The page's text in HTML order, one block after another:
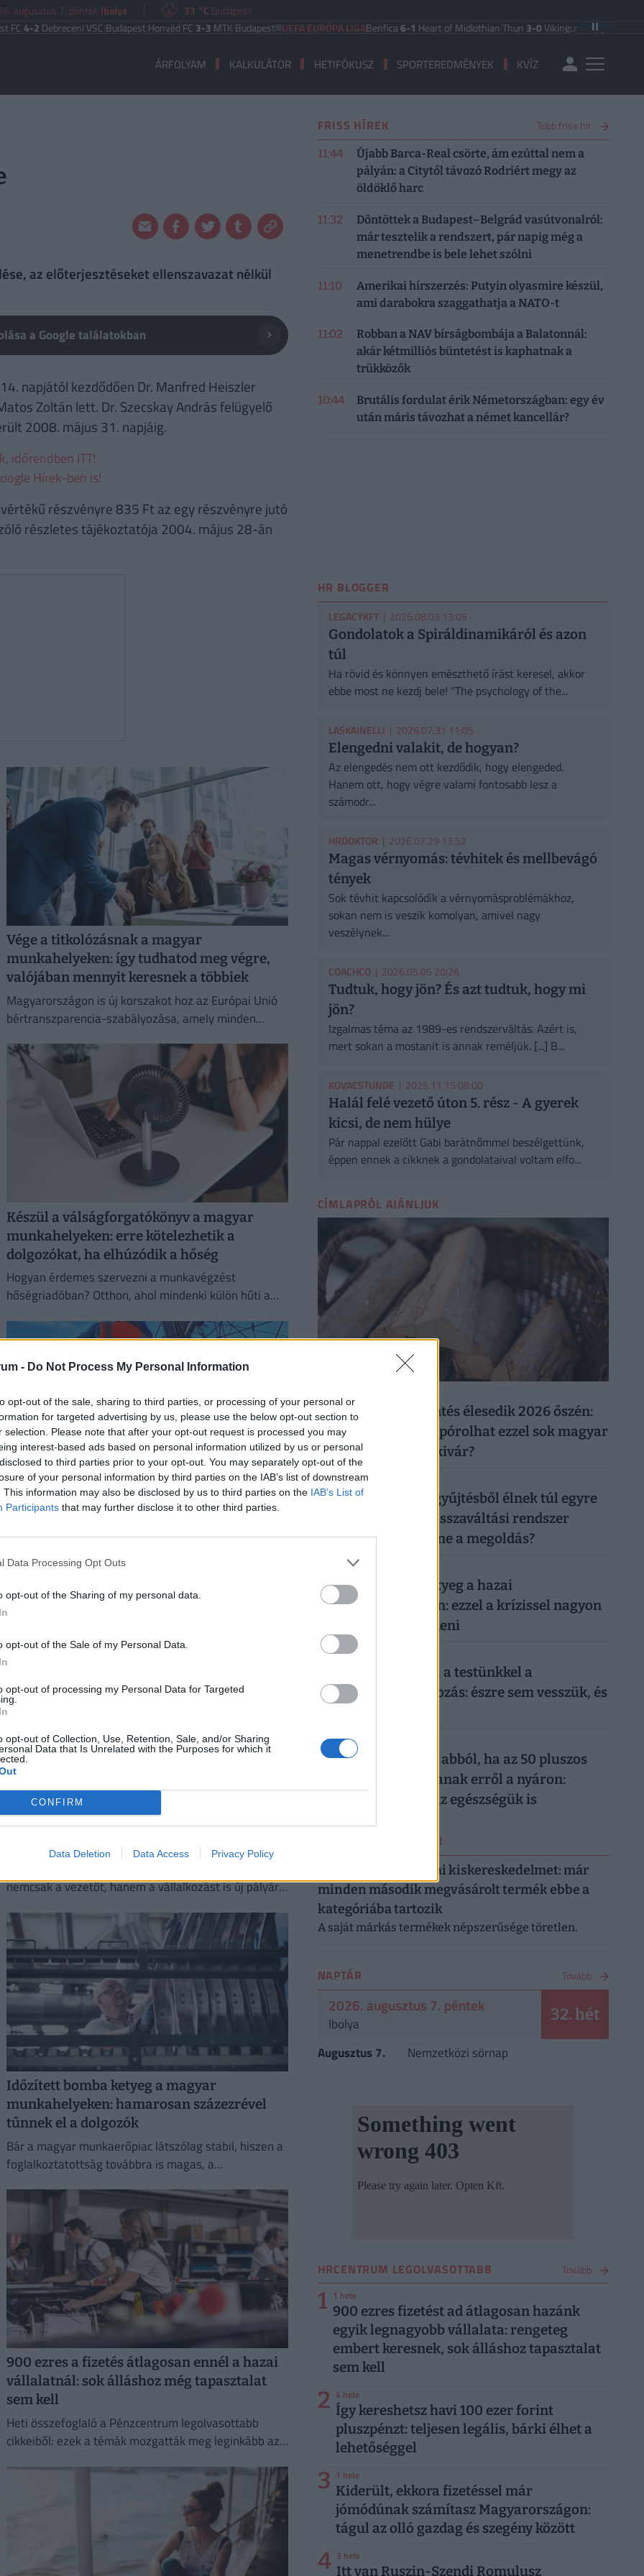
- Do Not Process My Personal Information
opt-out of the sale, sharing to third parties, or processing of your personal or
for targeted advertising by us, please use the below opt-out section to
selection. Please note that after your opt-out request is processed you may
interest-based ads based on personal information utilized by us or personal
to third parties prior to your opt-out. You may separately opt-out of the
of your personal information by third parties on the IAB’s list of downstream
This information may also be disclosed by us to third parties on the IAB’s List of
Participants that may further disclose it to other third parties.
Data Processing Opt Outs
opt-out of the Sharing of my personal data.
opt-out of the Sale of my Personal Data.
opt-out of processing my Personal Data for Targeted
opt-out of Collection, Use, Retention, Sale, and/or Sharing
Data that Is Unrelated with the Purposes for which it
CONFIRM
Data Deletion Data Access Privacy Policy
augusztus 7. péntek Ibolya 33 °C Budapest
Debreceni VSC|Budapest Honvéd FC3-3MTK Budapest UEFA EURÓPA LIGABenfica6-1Heart of Midlothian|Thun3-0Vikingur Reykjavik PAOK
ÁRFOLYAM KALKULÁTOR HETIFÓKUSZ SPORTEREDMÉNYEK KVÍZ
az előterjesztéseket ellenszavazat nélkül
a Google találatokban
napjától kezdődően Dr. Manfred Heiszler
Zoltán lett. Dr. Szecskay András felügyelő
2008. május 31. napjáig.
időrendben ITT!
Hírek-ben is!
részvényre 835 Ft az egy részvényre jutó
részletes tájékoztatója 2004. május 28-án
Vége a titkolózásnak a magyar
munkahelyeken: így tudhatod meg végre,
valójában mennyit keresnek a többiek
Magyarországon is új korszakot hoz az Európai Unió
bértranszparencia-szabályozása, amely minden
Készül a válságforgatókönyv a magyar
munkahelyeken: erre kötelezhetik a
dolgozókat, ha elhúzódik a hőség
Hogyan érdemes szervezni a munkavégzést
hőségriadóban? Otthon, ahol mindenki külön hűti a
irodaházban, ahol a hűtés központilag működik.
Asztalra vágnak a dolgozók védelmében:
azonnali cselekvésre hívnak, nem tűrik
A szakszervezet szerint a jelenlegi előírások nem
nyújtanak megfelelő védelmet a nyári hőséggel
szemben, ezért aláírásgyűjtést indítottak a dolgozók
egészségének védelmében.
Így mehetsz hónapokra is szabadságra
anélkül, hogy rámenne az állásod: új
munkahelyi fogás ütötte fel a fejét
nemcsak a vezetőt, hanem a vállalkozást is új pályára
Időzített bomba ketyeg a magyar
munkahelyeken: hamarosan százezrével
tűnnek el a dolgozók
Bár a magyar munkaerőpiac látszólag stabil, hiszen a
foglalkoztatottság továbbra is magas, a
mértékben.
900 ezres a fizetés átlagosan ennél a hazai
vállalatnál: sok álláshoz még tapasztalat
sem kell
Heti összefoglaló a Pénzcentrum legolvasottabb
cikkeiből: ezek a témák mozgatták meg leginkább az
FRISS HÍREK Több friss hír
11:44
Újabb Barca-Real csörte, ám ezúttal nem a
pályán: a Citytől távozó Rodriért megy az
öldöklő harc
11:32
Döntöttek a Budapest–Belgrád vasútvonalról:
már tesztelik a rendszert, pár napig még a
menetrendbe is bele lehet szólni
11:10
Amerikai hírszerzés: Putyin olyasmire készül,
ami darabokra szaggathatja a NATO-t
11:02
Robban a NAV bírságbombája a Balatonnál:
akár kétmilliós büntetést is kaphatnak a
trükközők
10:44
Brutális fordulat érik Németországban: egy év
után máris távozhat a német kancellár?
HR BLOGGER
LEGACYKFT| 2026.08.03 13:05
Gondolatok a Spiráldinamikáról és azon
túl
Ha rövid és könnyen emészthető írást keresel, akkor
ebbe most ne kezdj bele! "The psychology of the...
LASKAINELLI | 2026.07.31 11:05
Elengedni valakit, de hogyan?
Az elengedés nem ott kezdődik, hogy elengeded.
Hanem ott, hogy végre valami fontosabb lesz a
számodr...
HRDOKTOR | 2026.07.29 13:52
Magas vérnyomás: tévhitek és mellbevágó
tények
Sok tévhit kapcsolódik a vérnyomásproblémákhoz,
sokan nem is veszik komolyan, amivel nagy
veszélynek...
COACHCO | 2026.05.05 20:26
Tudtuk, hogy jön? És azt tudtuk, hogy mi
jön?
Izgalmas téma az 1989-es rendszerváltás. Azért is,
mert sokan a mostanit is annak reméljük. [...] B...
KOVACSTUNDE | 2025.11.15 08:00
Halál felé vezető úton 5. rész - A gyerek
kicsi, de nem hülye
Pár nappal ezelőtt Gabi barátnőmmel beszélgettünk,
éppen ennek a cikknek a gondolataival voltam elfo...
CÍMLAPRÓL AJÁNLJUK
2026. augusztus 7.
Újabb rezsicsökkentés élesedik 2026 őszén:
tényleg tízezreket spórolhat ezzel sok magyar
háztulaj, aki most kivár?
2026. augusztus 6.
50 forintos palackgyűjtésből élnek túl egyre
többen: tényleg a visszaváltási rendszer
megszüntetése lenne a megoldás?
2026. augusztus 7.
Időzített bomba ketyeg a hazai
nyugdíjrendszerben: ezzel a krízissel nagyon
nehéz lesz mit kezdeni
2026. augusztus 6.
Sokkoló, mit művel a testünkkel a
mindennapi mobilozás: észre sem vesszük, és
2026. augusztus 6.
Komoly baj is lehet abból, ha az 50 pluszos
magyarok lemondanak erről a nyáron:
könnyen rámehet az egészségük is
ERRŐL NE MARADJ LE!
Letarolták az európai kiskereskedelmet: már
minden második megvásárolt termék ebbe a
kategóriába tartozik
A saját márkás termékek népszerűsége töretlen.
NAPTÁR Tovább
2026. augusztus 7. péntek
Ibolya 32. hét
Augusztus 7. Nemzetközi sörnap
HRCENTRUM LEGOLVASOTTABB Tovább
1 1 hete
900 ezres fizetést ad átlagosan hazánk
egyik legnagyobb vállalata: rengeteg
embert keresnek, sok álláshoz tapasztalat
sem kell
2 4 hete
Így kereshetsz havi 100 ezer forint
pluszpénzt: teljesen legális, bárki élhet a
lehetőséggel
3 1 hete
Kiderült, ekkora fizetéssel már
jómódúnak számítasz Magyarországon:
tágul az olló gazdag és szegény között
4 3 hete
Itt van Ruszin-Szendi Romulusz